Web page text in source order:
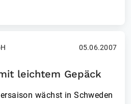
05.06.2007
leichtem Gepäck
wächst in Schweden